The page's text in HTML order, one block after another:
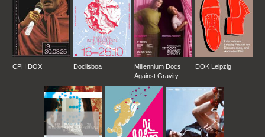
CPH:DOX Doclisboa
Millennium Docs
Against Gravity
DOK Leipzig